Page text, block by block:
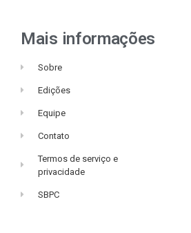
Mais informações
Sobre
Edições
Equipe
Contato
Termos de serviço e
privacidade
SBPC